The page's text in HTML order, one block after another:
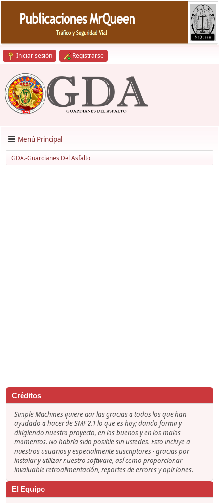
Iniciar sesión Registrarse
Menú Principal
GDA.-Guardianes Del Asfalto
Créditos
Simple Machines quiere dar las gracias a todos los que han
ayudado a hacer de SMF 2.1 lo que es hoy; dando forma y
dirigiendo nuestro proyecto, en los buenos y en los malos
momentos. No habría sido posible sin ustedes. Esto incluye a
nuestros usuarios y especialmente suscriptores - gracias por
instalar y utilizar nuestro software, así como proporcionar
invaluable retroalimentación, reportes de errores y opiniones.
El Equipo